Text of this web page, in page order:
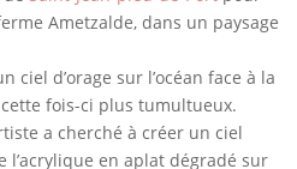
Ametzalde, dans un paysage
ciel d’orage sur l’océan face à la
fois-ci plus tumultueux.
a cherché à créer un ciel
l’acrylique en aplat dégradé sur